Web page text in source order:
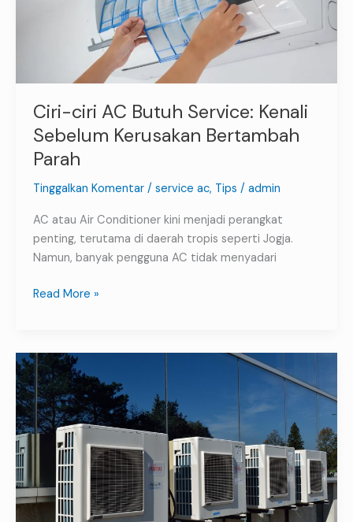
Ciri-ciri AC Butuh Service: Kenali
Sebelum Kerusakan Bertambah
Parah
Tinggalkan Komentar / service ac, Tips / admin
AC atau Air Conditioner kini menjadi perangkat
penting, terutama di daerah tropis seperti Jogja.
Namun, banyak pengguna AC tidak menyadari
Read More »
Jasa
Service
AC
Kantor
Jogja
Solusi
Udara
Sejuk
untuk